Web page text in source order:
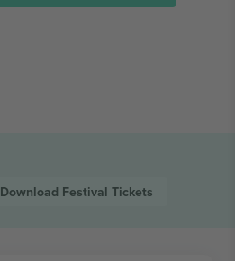
Download Festival Tickets